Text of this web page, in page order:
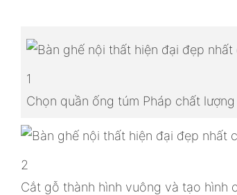
1
Chọn quần ống túm Pháp chất
2
Cắt gỗ thành hình vuông và tạo hình